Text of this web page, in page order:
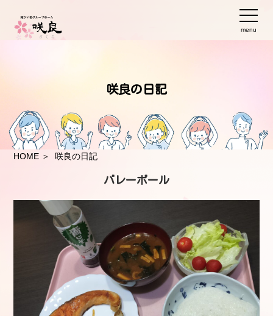
menu
咲良の日記
HOME ＞ 咲良の日記
バレーボール